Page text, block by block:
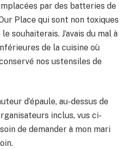
par des batteries de
Place qui sont non toxiques
souhaiterais. J’avais du mal à
de la cuisine où
nos ustensiles de
d’épaule, au-dessus de
inclus, vus ci-
de demander à mon mari